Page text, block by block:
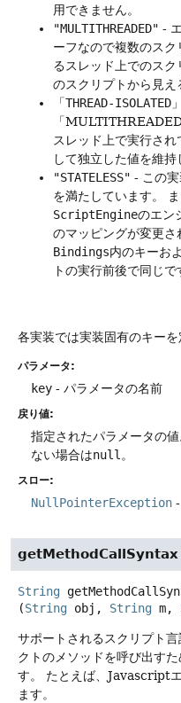
用できません。
"MULTITHREADED" -
ーフなので複数のス
るスレッド上でのス
のスクリプトから見え
「THREAD-ISOLATED」
「
スレッド上で実行さ
して独立した値を維持
"STATELESS" - この実
を満たしています。
ScriptEngineのエン
のマッピングが変更さ
Bindings内のキーお
トの実行前後で同じで
各実装では実装固有のキーを
パラメータ:
key - パラメータの名前
戻り値:
指定されたパラメータの値
ない場合はnull。
スロー:
NullPointerException
getMethodCallSyntax
String
(String obj, String m,
サポートされるスクリプト
クトのメソッドを呼び出す
す。
たとえば、Javascript
ます。